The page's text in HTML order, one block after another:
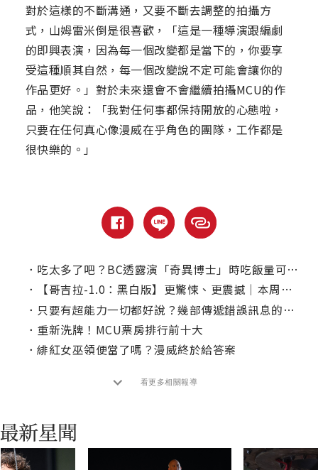
對於這樣的不斷溝通，又要不斷去調整的拍攝方
式，山姆雷米倒是很喜歡，「這是一種導演跟編劇
的即興表演，因為每一個改變都是當下的，你要享
受這種順其自然，每一個改變說不定可能會讓你的
作品更好。」對於未來還會不會繼續拍攝MCU的作
品，他笑說：「我對任何事都保持開放的心態啦，
只要在任何真心像漫威在乎角色的團隊，工作都是
很快樂的。」
． 吃太多了吧？BC透露演「奇異博士」時吃飯量可以養活一個家庭！
．
【哥吉拉-1.0：黑白版】更驚悚、更震撼｜本周上線、電視首播推薦
． 只要有超能力一切都好說？幾部傳遞錯誤訊息的漫改電影
． 重新洗牌！MCU票房排行前十大
． 緋紅女巫領便當了嗎？漫威終於給答案
看更多相關報導